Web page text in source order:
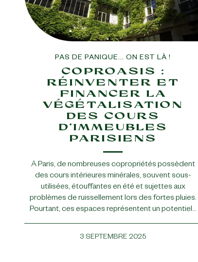
PAS DE PANIQUE... ON EST LÀ !
COPROASIS :
RÉINVENTER ET
FINANCER LA
VÉGÉTALISATION
DES COURS
D’IMMEUBLES
PARISIENS
À Paris, de nombreuses copropriétés possèdent
des cours intérieures minérales, souvent sous-
utilisées, étouffantes en été et sujettes aux
problèmes de ruissellement lors des fortes pluies.
Pourtant, ces espaces représentent un potentiel…
3 SEPTEMBRE 2025